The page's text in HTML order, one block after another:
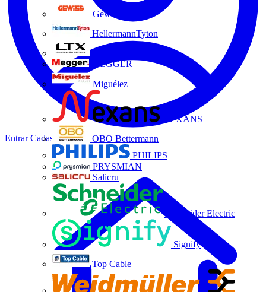
Gewiss
HellermannTyton
MEGGER
Miguélez
NEXANS
OBO Bettermann
PHILIPS
PRYSMIAN
Salicru
Schneider Electric
Signify
Top Cable
EntrarCadastrar